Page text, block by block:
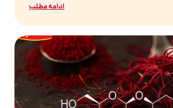
ادامه مطلب